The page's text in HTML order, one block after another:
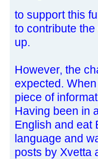
to support this
to contribute
up.
However, the
expected.
piece of
Having been in
English and eat
language and
posts by Xvetta